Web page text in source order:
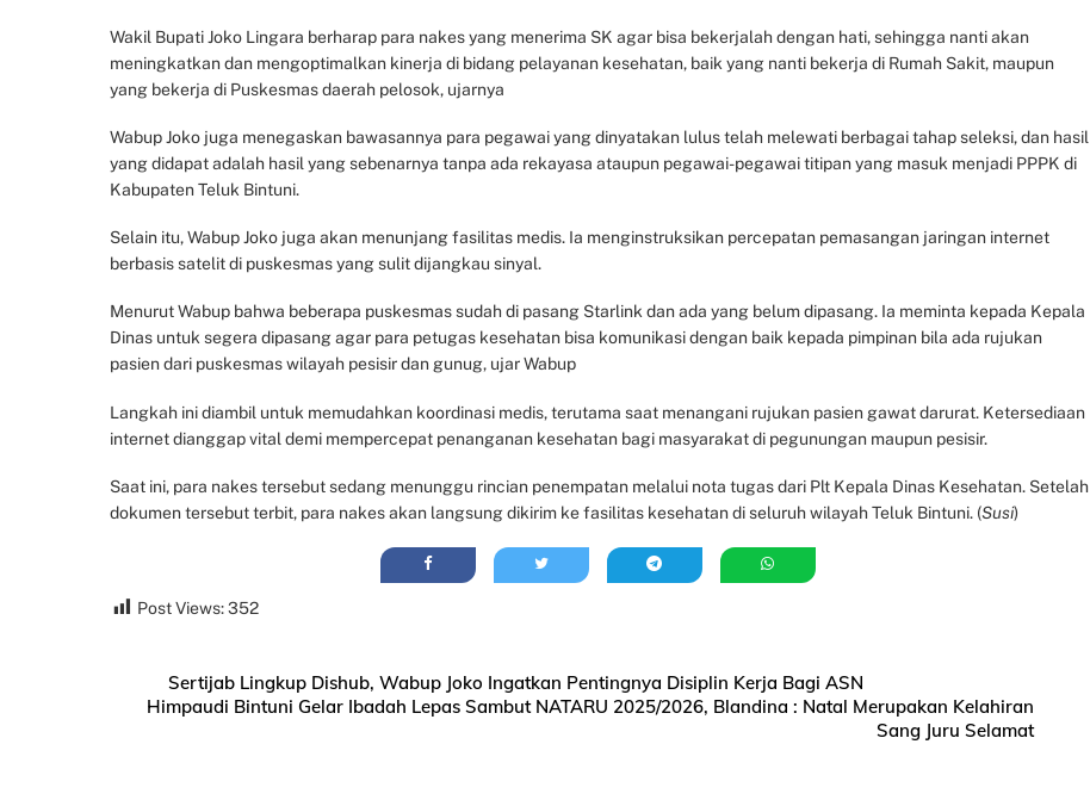
Wakil Bupati Joko Lingara berharap para nakes yang menerima SK agar bisa bekerjalah dengan hati, sehingga nanti akan
meningkatkan dan mengoptimalkan kinerja di bidang pelayanan kesehatan, baik yang nanti bekerja di Rumah Sakit, maupun
yang bekerja di Puskesmas daerah pelosok, ujarnya
Wabup Joko juga menegaskan bawasannya para pegawai yang dinyatakan lulus telah melewati berbagai tahap seleksi, dan hasil
yang didapat adalah hasil yang sebenarnya tanpa ada rekayasa ataupun pegawai-pegawai titipan yang masuk menjadi PPPK di
Kabupaten Teluk Bintuni.
Selain itu, Wabup Joko juga akan menunjang fasilitas medis. Ia menginstruksikan percepatan pemasangan jaringan internet
berbasis satelit di puskesmas yang sulit dijangkau sinyal.
Menurut Wabup bahwa beberapa puskesmas sudah di pasang Starlink dan ada yang belum dipasang. Ia meminta kepada Kepala
Dinas untuk segera dipasang agar para petugas kesehatan bisa komunikasi dengan baik kepada pimpinan bila ada rujukan
pasien dari puskesmas wilayah pesisir dan gunug, ujar Wabup
Langkah ini diambil untuk memudahkan koordinasi medis, terutama saat menangani rujukan pasien gawat darurat. Ketersediaan
internet dianggap vital demi mempercepat penanganan kesehatan bagi masyarakat di pegunungan maupun pesisir.
Saat ini, para nakes tersebut sedang menunggu rincian penempatan melalui nota tugas dari Plt Kepala Dinas Kesehatan. Setelah
dokumen tersebut terbit, para nakes akan langsung dikirim ke fasilitas kesehatan di seluruh wilayah Teluk Bintuni. (Susi)
Post Views:352
Sertijab Lingkup Dishub, Wabup Joko Ingatkan Pentingnya Disiplin Kerja Bagi ASN
Himpaudi Bintuni Gelar Ibadah Lepas Sambut NATARU 2025/2026, Blandina : Natal Merupakan Kelahiran
Sang Juru Selamat